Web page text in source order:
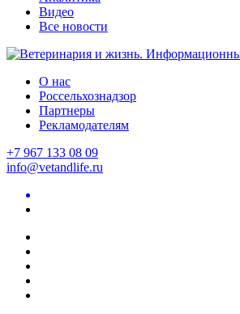
Видео
Все новости
О нас
Россельхознадзор
Партнеры
Рекламодателям
+7 967 133 08 09
info@vetandlife.ru